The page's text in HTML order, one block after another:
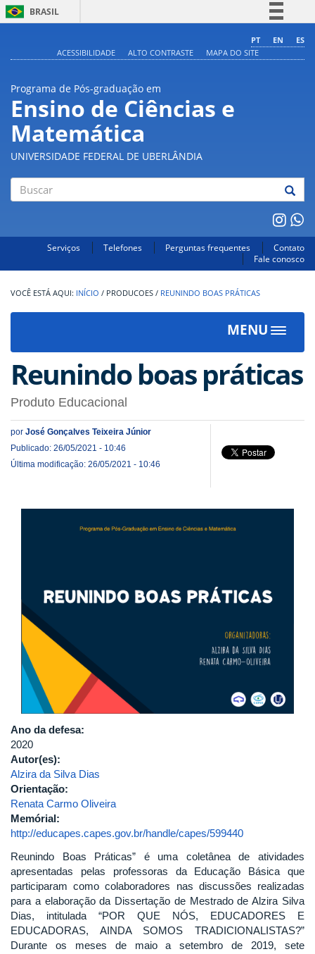
BRASIL
Comunica BR
Acesso à informação
Legislação
PT EN
ES
ACESSIBILIDADE
ALTO CONTRASTE MAPA DO SITE
Programa de Pós-graduação em
Ensino de Ciências e
Matemática
UNIVERSIDADE FEDERAL DE UBERLÂNDIA
Serviços Telefones Perguntas frequentes
Contato
Fale conosco
INÍCIO / PRODUCOES / REUNINDO BOAS PRÁTICAS
MENU
Toggle
Reunindo boas práticas
Produto Educacional
por José Gonçalves Teixeira Júnior
Publicado: 26/05/2021 - 10:46
Última modificação: 26/05/2021 - 10:46
Ano da defesa:
2020
Autor(es):
Alzira da Silva Dias
Orientação:
Renata Carmo Oliveira
Memórial:
http://educapes.capes.gov.br/handle/capes/599440
Reunindo Boas Práticas” é uma coletânea de atividades
apresentadas pelas professoras da Educação Básica que
participaram como colaboradores nas discussões realizadas
para a elaboração da Dissertação de Mestrado de Alzira Silva
Dias, intitulada “POR QUE NÓS, EDUCADORES E
EDUCADORAS, AINDA SOMOS TRADICIONALISTAS?”
Durante os meses de maio a setembro de 2019, sete